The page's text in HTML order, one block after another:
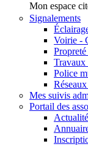
Mon espace
Signalements
Voirie -
Travaux
Police
Mes suivis
Portail des